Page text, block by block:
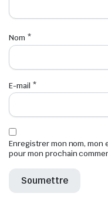
Nom *
E-mail *
Enregistrer mon nom, mon
pour mon prochain